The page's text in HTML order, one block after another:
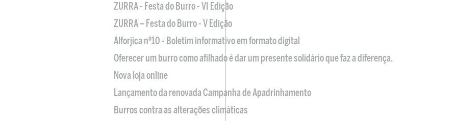
ZURRA - Festa do Burro - VI Edição
ZURRA – Festa do Burro - V Edição
Alforjica nº10 - Boletim informativo em formato digital
Oferecer um burro como afilhado é dar um presente solidário que faz a diferença.
Nova loja online
Lançamento da renovada Campanha de Apadrinhamento
Burros contra as alterações climáticas